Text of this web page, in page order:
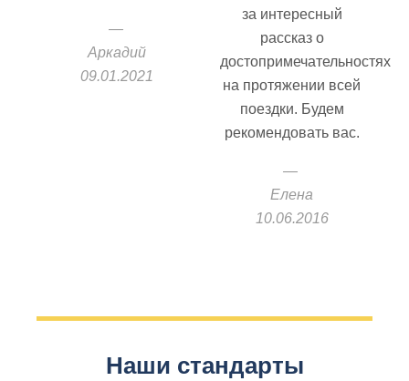
Аркадий
09.01.2021
за интересный
рассказ о
достопримечательностях
на протяжении всей
поездки. Будем
рекомендовать вас.
Елена
10.06.2016
Наши стандарты